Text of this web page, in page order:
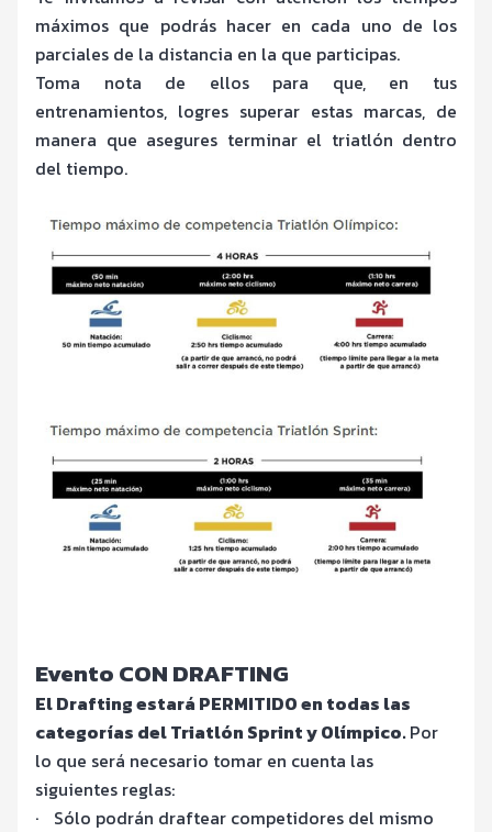
máximos que podrás hacer en cada uno de los
parciales de la distancia en la que participas.
Toma nota de ellos para que, en tus
entrenamientos, logres superar estas marcas, de
manera que asegures terminar el triatlón dentro
del tiempo.
Evento CON DRAFTING
El Drafting estará PERMITIDO en todas las
categorías del Triatlón Sprint y Olímpico.Por
lo que será necesario tomar en cuenta las
siguientes reglas:
·
Sólo podrán draftear competidores del mismo